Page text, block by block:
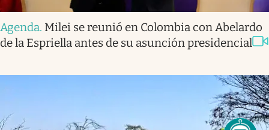
Agenda. Milei se reunió en Colombia con Abelardo
de la Espriella antes de su asunción presidencial